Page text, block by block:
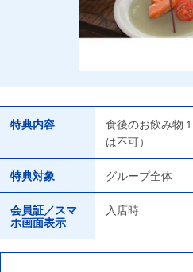
特典内容
食後のお飲み物
は不可）
特典対象 グループ全体
会員証／スマ
ホ画面表示
入店時